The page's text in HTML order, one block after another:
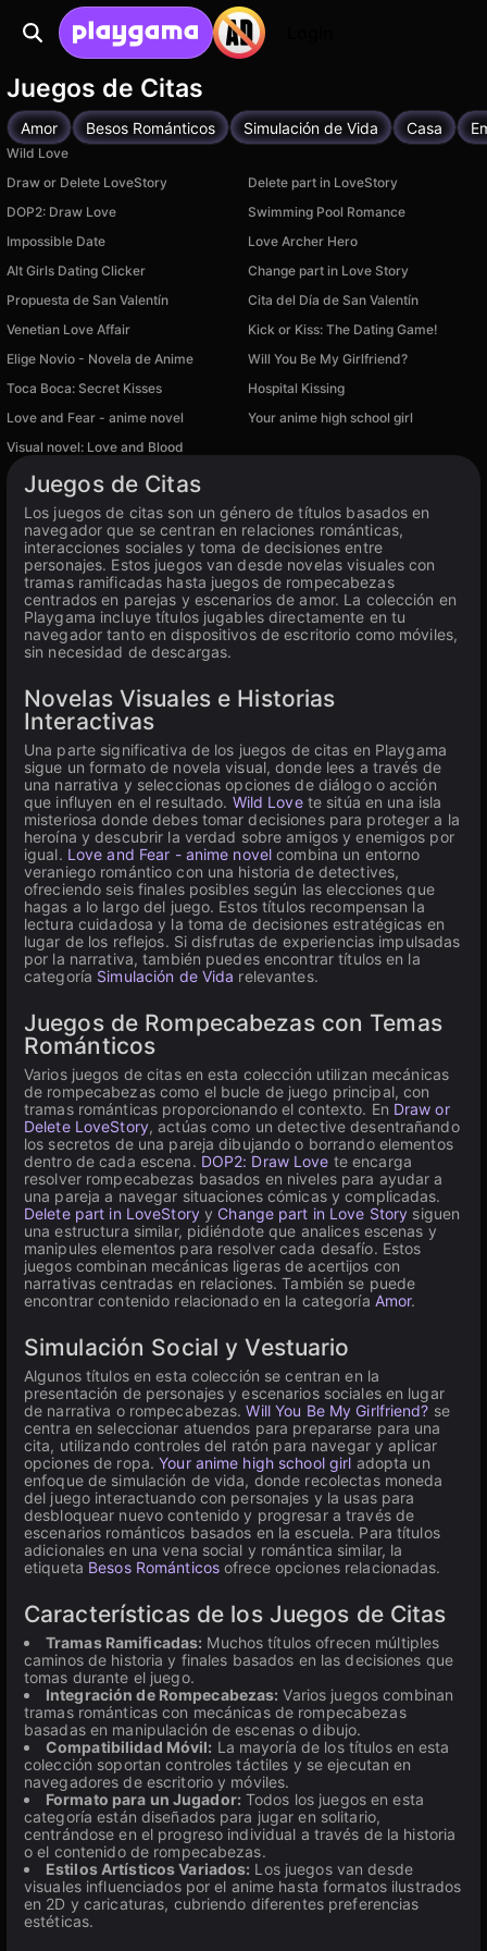
Juegos de Citas
Amor Besos Románticos Simulación de Vida Casa
Wild Love
Draw or Delete LoveStory
Delete part in LoveStory
DOP2: Draw Love
Swimming Pool Romance
Impossible Date
Love Archer Hero
Alt Girls Dating Clicker
Change part in Love Story
Propuesta de San Valentín
Cita del Día de San Valentín
Venetian Love Affair
Kick or Kiss: The Dating Game!
Elige Novio - Novela de Anime
Will You Be My Girlfriend?
Toсa Boсa: Secret Kisses
Hospital Kissing
Love and Fear - anime novel
Your anime high school girl
Visual novel: Love and Blood
Juegos de Citas
Los juegos de citas son un género de títulos basados en
navegador que se centran en relaciones románticas,
interacciones sociales y toma de decisiones entre
personajes. Estos juegos van desde novelas visuales con
tramas ramificadas hasta juegos de rompecabezas
centrados en parejas y escenarios de amor. La colección en
Playgama incluye títulos jugables directamente en tu
navegador tanto en dispositivos de escritorio como móviles,
sin necesidad de descargas.
Novelas Visuales e Historias
Interactivas
Una parte significativa de los juegos de citas en Playgama
sigue un formato de novela visual, donde lees a través de
una narrativa y seleccionas opciones de diálogo o acción
que influyen en el resultado. Wild Lovete sitúa en una isla
misteriosa donde debes tomar decisiones para proteger a la
heroína y descubrir la verdad sobre amigos y enemigos por
igual. Love and Fear - anime novel combina un entorno
veraniego romántico con una historia de detectives,
ofreciendo seis finales posibles según las elecciones que
hagas a lo largo del juego. Estos títulos recompensan la
lectura cuidadosa y la toma de decisiones estratégicas en
lugar de los reflejos. Si disfrutas de experiencias impulsadas
por la narrativa, también puedes encontrar títulos en la
categoría Simulación de Vida relevantes.
Juegos de Rompecabezas con Temas
Románticos
Varios juegos de citas en esta colección utilizan mecánicas
de rompecabezas como el bucle de juego principal, con
tramas románticas proporcionando el contexto. En Draw or
Delete LoveStory, actúas como un detective desentrañando
los secretos de una pareja dibujando o borrando elementos
dentro de cada escena. DOP2: Draw Love te encarga
resolver rompecabezas basados en niveles para ayudar a
una pareja a navegar situaciones cómicas y complicadas.
Delete part in LoveStoryy Change part in Love Story siguen
una estructura similar, pidiéndote que analices escenas y
manipules elementos para resolver cada desafío. Estos
juegos combinan mecánicas ligeras de acertijos con
narrativas centradas en relaciones. También se puede
encontrar contenido relacionado en la categoría Amor.
Simulación Social y Vestuario
Algunos títulos en esta colección se centran en la
presentación de personajes y escenarios sociales en lugar
de narrativa o rompecabezas.Will You Be My Girlfriend? se
centra en seleccionar atuendos para prepararse para una
cita, utilizando controles del ratón para navegar y aplicar
opciones de ropa.Your anime high school girl adopta un
enfoque de simulación de vida, donde recolectas moneda
del juego interactuando con personajes y la usas para
desbloquear nuevo contenido y progresar a través de
escenarios románticos basados en la escuela. Para títulos
adicionales en una vena social y romántica similar, la
etiqueta Besos Románticos ofrece opciones relacionadas.
Características de los Juegos de Citas
Tramas Ramificadas: Muchos títulos ofrecen múltiples
caminos de historia y finales basados en las decisiones que
tomas durante el juego.
Integración de Rompecabezas: Varios juegos combinan
tramas románticas con mecánicas de rompecabezas
basadas en manipulación de escenas o dibujo.
Compatibilidad Móvil: La mayoría de los títulos en esta
colección soportan controles táctiles y se ejecutan en
navegadores de escritorio y móviles.
Formato para un Jugador: Todos los juegos en esta
categoría están diseñados para jugar en solitario,
centrándose en el progreso individual a través de la historia
o el contenido de rompecabezas.
Estilos Artísticos Variados: Los juegos van desde
visuales influenciados por el anime hasta formatos ilustrados
en 2D y caricaturas, cubriendo diferentes preferencias
estéticas.